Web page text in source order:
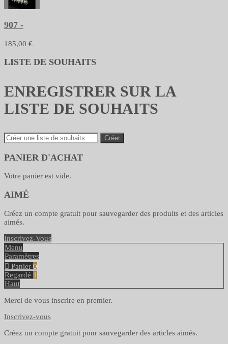
907 -
185,00 €
LISTE DE SOUHAITS
ENREGISTRER SUR LA
LISTE DE SOUHAITS
Créer
PANIER D'ACHAT
Votre panier est vide.
AIMÉ
Créez un compte gratuit pour sauvegarder des produits et des articles
aimés.
Inscrivez-Vous
Menu
Paramètres
Panier 0
Regardé 1
Haut
Merci de vous inscrire en premier.
Inscrivez-vous
Créez un compte gratuit pour sauvegarder des articles aimés.